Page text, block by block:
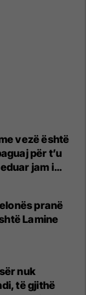
vezë është
për t’u
jam i
pranë
Lamine
nuk
të gjithë